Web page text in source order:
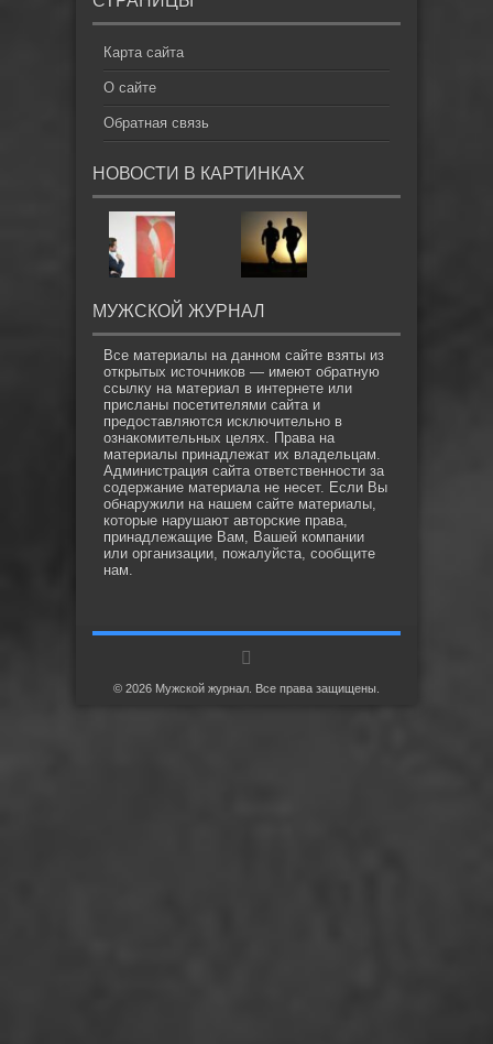
Карта сайта
О сайте
Обратная связь
НОВОСТИ В КАРТИНКАХ
МУЖСКОЙ ЖУРНАЛ
Все материалы на данном сайте взяты из
открытых источников — имеют обратную
ссылку на материал в интернете или
присланы посетителями сайта и
предоставляются исключительно в
ознакомительных целях. Права на
материалы принадлежат их владельцам.
Администрация сайта ответственности за
содержание материала не несет. Если Вы
обнаружили на нашем сайте материалы,
которые нарушают авторские права,
принадлежащие Вам, Вашей компании
или организации, пожалуйста, сообщите
нам.
© 2026 Мужской журнал. Все права защищены.